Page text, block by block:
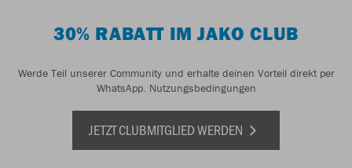
30% RABATT IM JAKO CLUB
Werde Teil unserer Community und erhalte deinen Vorteil direkt per
WhatsApp. Nutzungsbedingungen
JETZT CLUBMITGLIED WERDEN